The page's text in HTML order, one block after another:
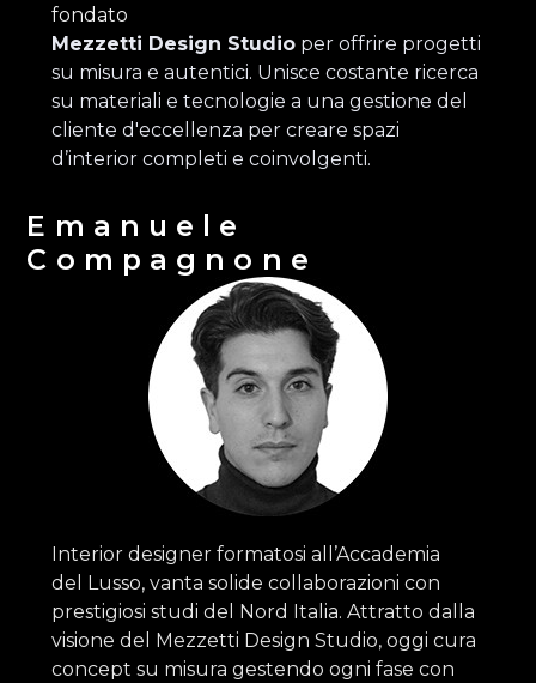
fondato
Mezzetti Design Studioper offrire progetti
su misura e autentici. Unisce costante ricerca
su materiali e tecnologie a una gestione del
cliente d'eccellenza per creare spazi
d’interior completi e coinvolgenti.
Emanuele
Compagnone
Interior designer formatosi all’Accademia
del Lusso, vanta solide collaborazioni con
prestigiosi studi del Nord Italia. Attratto dalla
visione del Mezzetti Design Studio, oggi cura
concept su misura gestendo ogni fase con